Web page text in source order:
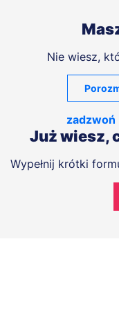
Nie wiesz,
zadzwoń
Już wiesz,
Wypełnij krótki